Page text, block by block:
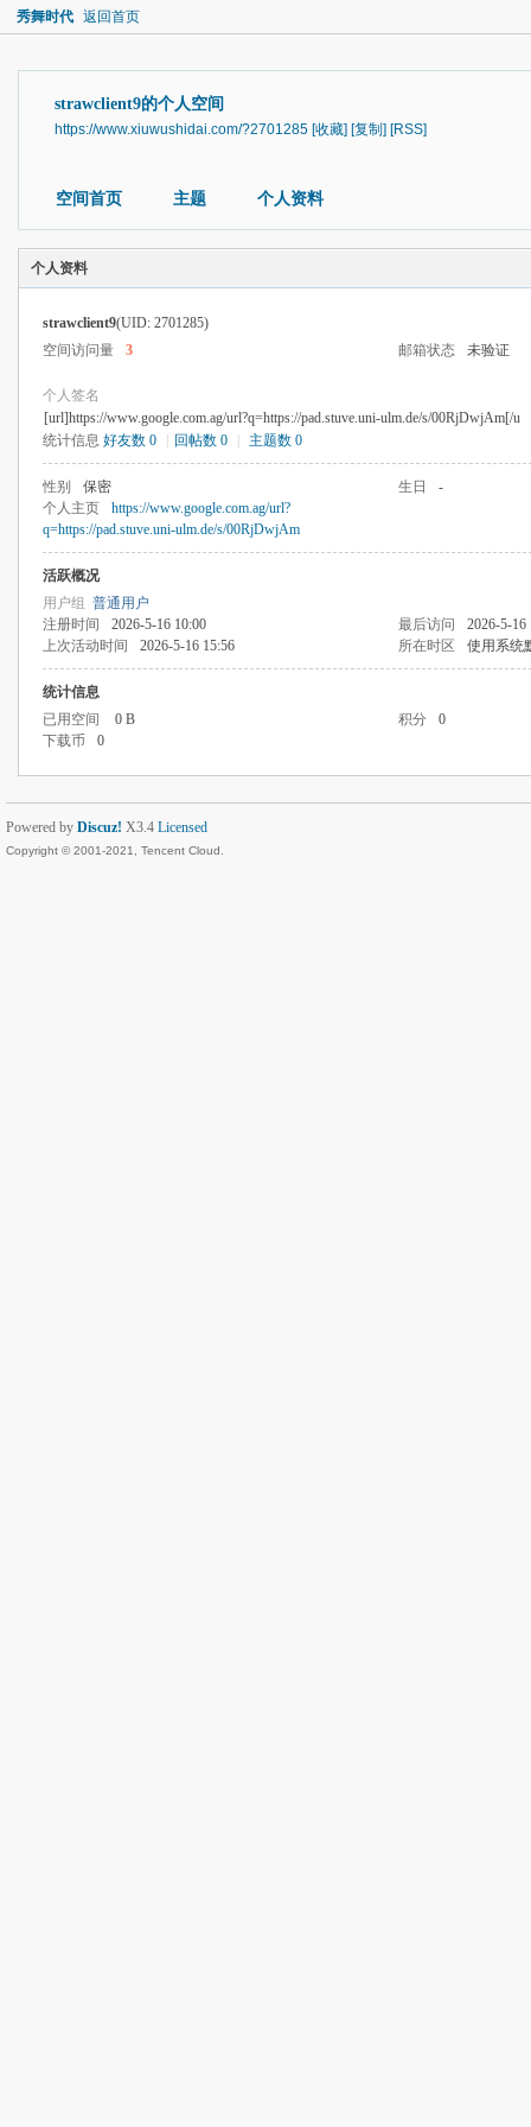
秀舞时代 返回首页
strawclient9的个人空间
https://www.xiuwushidai.com/?2701285 [收藏] [复制] [RSS]
空间首页 主题 个人资料
个人资料
strawclient9(UID: 2701285)
空间访问量
3 邮箱状态 未验证
个人签名
[url]https://www.google.com.ag/url?q=https://pad.stuve.uni-ulm.de/s/00RjDwjAm[/u
统计信息 好友数 0 回帖数 0 主题数 0
性别 保密 生日
-
个人主页
https://www.google.com.ag/url?
q=https://pad.stuve.uni-ulm.de/s/00RjDwjAm
活跃概况
用户组 普通用户
注册时间
2026-5-16 10:00 最后访问
2026-5-16
上次活动时间
2026-5-16 15:56 所在时区 使用系统
统计信息
已用空间
0 B 积分
0
下载币
0
Powered by Discuz! X3.4 Licensed
Copyright © 2001-2021, Tencent Cloud.